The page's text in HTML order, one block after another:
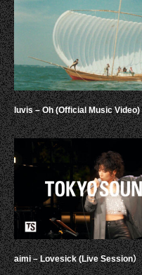
luvis – Oh (Official Music Video)
aimi – Lovesick (Live Session）